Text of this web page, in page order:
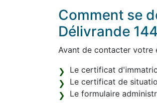
Comment se
Délivrande
Avant de contacter votre
Le certificat
Le certificat de
Le formulaire